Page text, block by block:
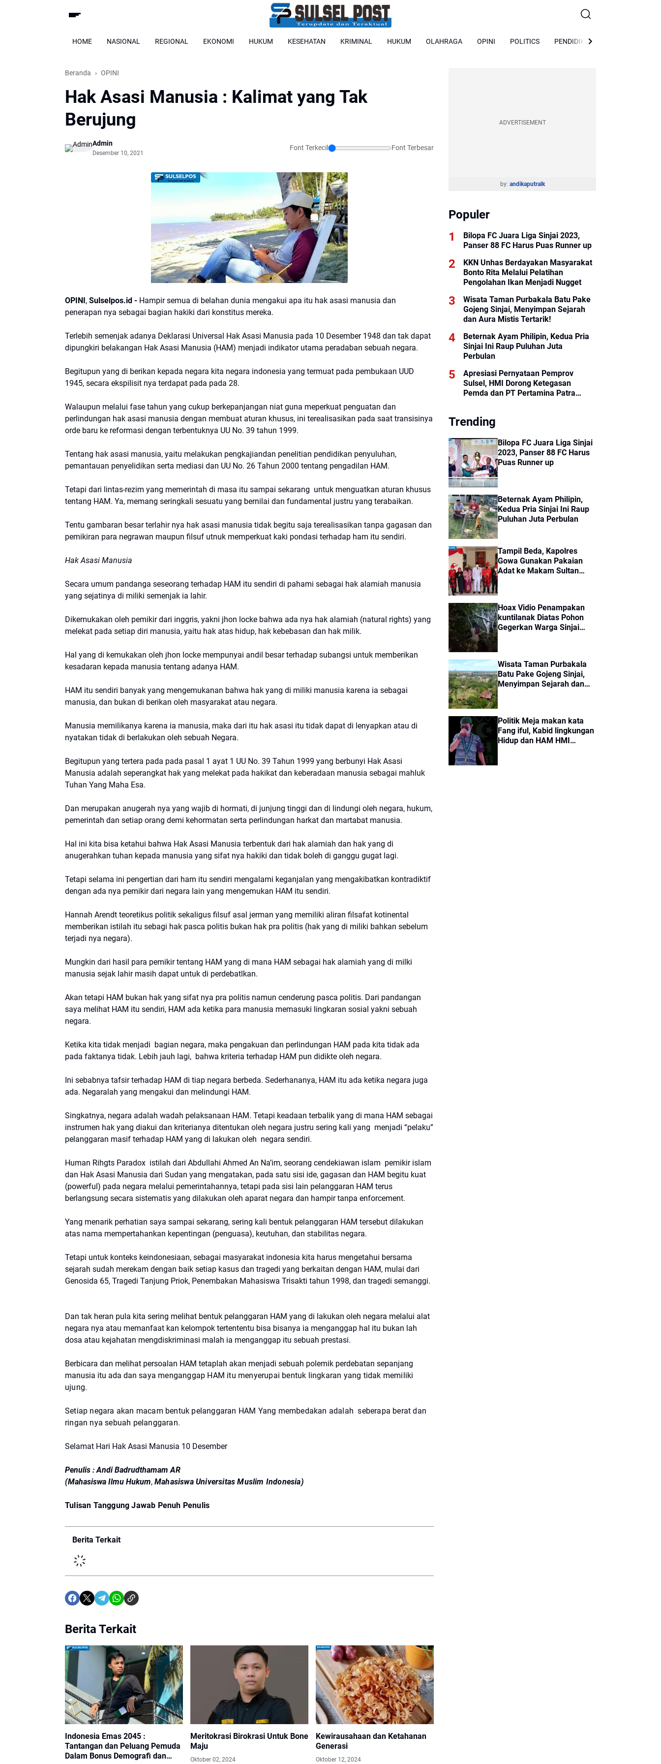
HOME NASIONAL REGIONAL EKONOMI HUKUM KESEHATAN KRIMINAL HUKUM OLAHRAGA OPINI POLITICS PENDIDIKAN
Beranda OPINI
Hak Asasi Manusia : Kalimat yang Tak
Berujung
Admin
Desember 10, 2021
Font Terkecil Font Terbesar
OPINI, Sulselpos.id - Hampir semua di belahan dunia mengakui apa itu hak asasi manusia dan
penerapan nya sebagai bagian hakiki dari konstitus mereka.
Terlebih semenjak adanya Deklarasi Universal Hak Asasi Manusia pada 10 Desember 1948 dan tak dapat
dipungkiri belakangan Hak Asasi Manusia (HAM) menjadi indikator utama peradaban sebuah negara.
Begitupun yang di berikan kepada negara kita negara indonesia yang termuat pada pembukaan UUD
1945, secara ekspilisit nya terdapat pada pada 28.
Walaupun melalui fase tahun yang cukup berkepanjangan niat guna meperkuat penguatan dan
perlindungan hak asasi manusia dengan membuat aturan khusus, ini terealisasikan pada saat transisinya
orde baru ke reformasi dengan terbentuknya UU No. 39 tahun 1999.
Tentang hak asasi manusia, yaitu melakukan pengkajiandan penelitian pendidikan penyuluhan,
pemantauan penyelidikan serta mediasi dan UU No. 26 Tahun 2000 tentang pengadilan HAM.
Tetapi dari lintas-rezim yang memerintah di masa itu sampai sekarang untuk menguatkan aturan khusus
tentang HAM. Ya, memang seringkali sesuatu yang bernilai dan fundamental justru yang terabaikan.
Tentu gambaran besar terlahir nya hak asasi manusia tidak begitu saja terealisasikan tanpa gagasan dan
pemikiran para negrawan maupun filsuf utnuk memperkuat kaki pondasi terhadap ham itu sendiri.
Hak Asasi Manusia
Secara umum pandanga seseorang terhadap HAM itu sendiri di pahami sebagai hak alamiah manusia
yang sejatinya di miliki semenjak ia lahir.
Dikemukakan oleh pemikir dari inggris, yakni jhon locke bahwa ada nya hak alamiah (natural rights) yang
melekat pada setiap diri manusia, yaitu hak atas hidup, hak kebebasan dan hak milik.
Hal yang di kemukakan oleh jhon locke mempunyai andil besar terhadap subangsi untuk memberikan
kesadaran kepada manusia tentang adanya HAM.
HAM itu sendiri banyak yang mengemukanan bahwa hak yang di miliki manusia karena ia sebagai
manusia, dan bukan di berikan oleh masyarakat atau negara.
Manusia memilikanya karena ia manusia, maka dari itu hak asasi itu tidak dapat di lenyapkan atau di
nyatakan tidak di berlakukan oleh sebuah Negara.
Begitupun yang tertera pada pada pasal 1 ayat 1 UU No. 39 Tahun 1999 yang berbunyi Hak Asasi
Manusia adalah seperangkat hak yang melekat pada hakikat dan keberadaan manusia sebagai mahluk
Tuhan Yang Maha Esa.
Dan merupakan anugerah nya yang wajib di hormati, di junjung tinggi dan di lindungi oleh negara, hukum,
pemerintah dan setiap orang demi kehormatan serta perlindungan harkat dan martabat manusia.
Hal ini kita bisa ketahui bahwa Hak Asasi Manusia terbentuk dari hak alamiah dan hak yang di
anugerahkan tuhan kepada manusia yang sifat nya hakiki dan tidak boleh di ganggu gugat lagi.
Tetapi selama ini pengertian dari ham itu sendiri mengalami keganjalan yang mengakibatkan kontradiktif
dengan ada nya pemikir dari negara lain yang mengemukan HAM itu sendiri.
Hannah Arendt teoretikus politik sekaligus filsuf asal jerman yang memiliki aliran filsafat kotinental
memberikan istilah itu sebagi hak pasca politis bukan hak pra politis (hak yang di miliki bahkan sebelum
terjadi nya negara).
Mungkin dari hasil para pemikir tentang HAM yang di mana HAM sebagai hak alamiah yang di milki
manusia sejak lahir masih dapat untuk di perdebatlkan.
Akan tetapi HAM bukan hak yang sifat nya pra politis namun cenderung pasca politis. Dari pandangan
saya melihat HAM itu sendiri, HAM ada ketika para manusia memasuki lingkaran sosial yakni sebuah
negara.
Ketika kita tidak menjadi bagian negara, maka pengakuan dan perlindungan HAM pada kita tidak ada
pada faktanya tidak. Lebih jauh lagi, bahwa kriteria terhadap HAM pun didikte oleh negara.
Ini sebabnya tafsir terhadap HAM di tiap negara berbeda. Sederhananya, HAM itu ada ketika negara juga
ada. Negaralah yang mengakui dan melindungi HAM.
Singkatnya, negara adalah wadah pelaksanaan HAM. Tetapi keadaan terbalik yang di mana HAM sebagai
instrumen hak yang diakui dan kriterianya ditentukan oleh negara justru sering kali yang menjadi “pelaku”
pelanggaran masif terhadap HAM yang di lakukan oleh negara sendiri.
Human Rihgts Paradox istilah dari Abdullahi Ahmed An Na’im, seorang cendekiawan islam pemikir islam
dan Hak Asasi Manusia dari Sudan yang mengatakan, pada satu sisi ide, gagasan dan HAM begitu kuat
(powerful) pada negara melalui pemerintahannya, tetapi pada sisi lain pelanggaran HAM terus
berlangsung secara sistematis yang dilakukan oleh aparat negara dan hampir tanpa enforcement.
Yang menarik perhatian saya sampai sekarang, sering kali bentuk pelanggaran HAM tersebut dilakukan
atas nama mempertahankan kepentingan (penguasa), keutuhan, dan stabilitas negara.
Tetapi untuk konteks keindonesiaan, sebagai masyarakat indonesia kita harus mengetahui bersama
sejarah sudah merekam dengan baik setiap kasus dan tragedi yang berkaitan dengan HAM, mulai dari
Genosida 65, Tragedi Tanjung Priok, Penembakan Mahasiswa Trisakti tahun 1998, dan tragedi semanggi.
Dan tak heran pula kita sering melihat bentuk pelanggaran HAM yang di lakukan oleh negara melalui alat
negara nya atau memanfaat kan kelompok tertententu bisa bisanya ia menganggap hal itu bukan lah
dosa atau kejahatan mengdiskriminasi malah ia menganggap itu sebuah prestasi.
Berbicara dan melihat persoalan HAM tetaplah akan menjadi sebuah polemik perdebatan sepanjang
manusia itu ada dan saya menganggap HAM itu menyerupai bentuk lingkaran yang tidak memiliki
ujung.
Setiap negara akan macam bentuk pelanggaran HAM Yang membedakan adalah seberapa berat dan
ringan nya sebuah pelanggaran.
Selamat Hari Hak Asasi Manusia 10 Desember
Penulis : Andi Badrudthamam AR
(Mahasiswa Ilmu Hukum, Mahasiswa Universitas Muslim Indonesia)
Tulisan Tanggung Jawab Penuh Penulis
Berita Terkait
Berita Terkait
Indonesia Emas 2045 :
Tantangan dan Peluang Pemuda
Dalam Bonus Demografi dan
Meritokrasi Birokrasi Untuk Bone
Maju
Oktober 02, 2024
Kewirausahaan dan Ketahanan
Generasi
Oktober 12, 2024
ADVERTISEMENT
by: andikaputralk
Populer
Bilopa FC Juara Liga Sinjai 2023,
Panser 88 FC Harus Puas Runner up
KKN Unhas Berdayakan Masyarakat
Bonto Rita Melalui Pelatihan
Pengolahan Ikan Menjadi Nugget
Wisata Taman Purbakala Batu Pake
Gojeng Sinjai, Menyimpan Sejarah
dan Aura Mistis Tertarik!
Beternak Ayam Philipin, Kedua Pria
Sinjai Ini Raup Puluhan Juta
Perbulan
Apresiasi Pernyataan Pemprov
Sulsel, HMI Dorong Ketegasan
Pemda dan PT Pertamina Patra
Trending
Bilopa FC Juara Liga Sinjai
2023, Panser 88 FC Harus
Puas Runner up
Beternak Ayam Philipin,
Kedua Pria Sinjai Ini Raup
Puluhan Juta Perbulan
Tampil Beda, Kapolres
Gowa Gunakan Pakaian
Adat ke Makam Sultan
Hoax Vidio Penampakan
kuntilanak Diatas Pohon
Gegerkan Warga Sinjai
Wisata Taman Purbakala
Batu Pake Gojeng Sinjai,
Menyimpan Sejarah dan
Politik Meja makan kata
Fang iful, Kabid lingkungan
Hidup dan HAM HMI